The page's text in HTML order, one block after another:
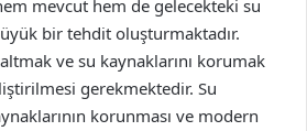
mevcut hem de gelecekteki su
bir tehdit oluşturmaktadır.
ve su kaynaklarını korumak
gerekmektedir. Su
korunması ve modern